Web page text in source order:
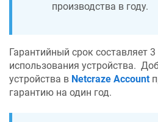
производства в году.
Гарантийный срок составляет
использования устройства.
устройства в Netcraze Account
гарантию на один год.